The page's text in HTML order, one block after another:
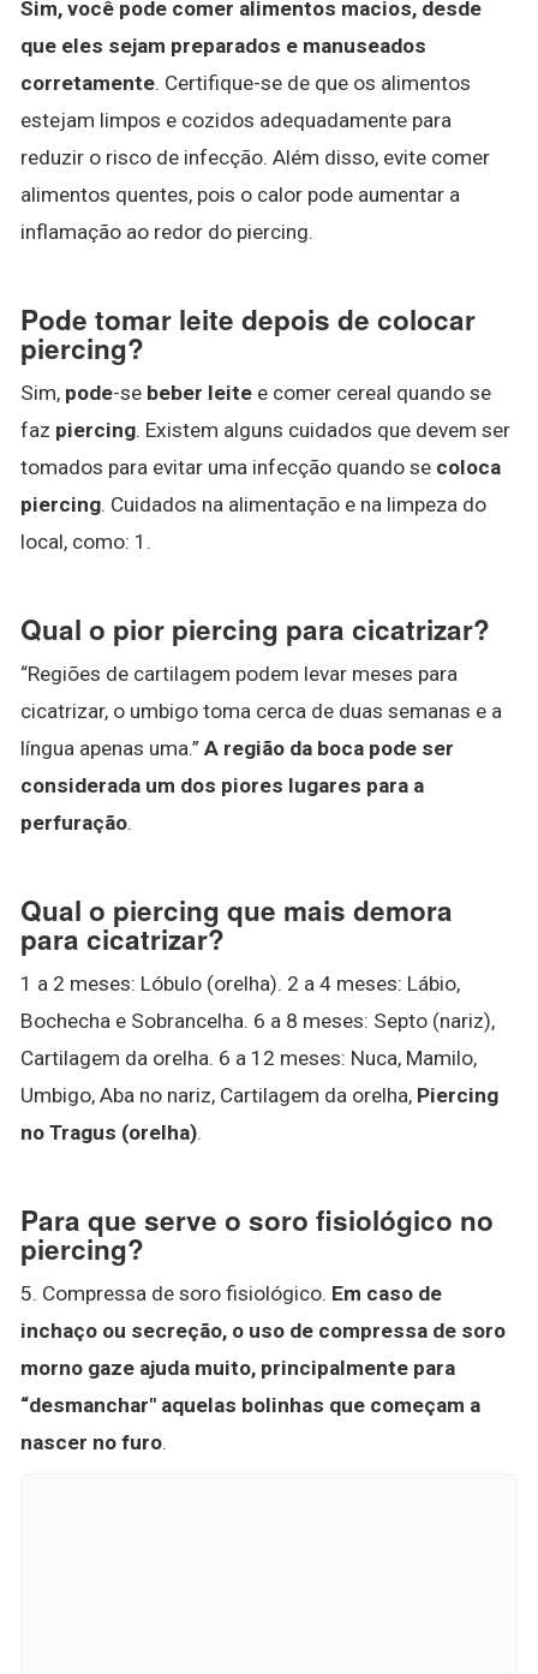
Sim, você pode comer alimentos macios, desde
que eles sejam preparados e manuseados
corretamente. Certifique-se de que os alimentos
estejam limpos e cozidos adequadamente para
reduzir o risco de infecção. Além disso, evite comer
alimentos quentes, pois o calor pode aumentar a
inflamação ao redor do piercing.
Pode tomar leite depois de colocar
piercing?
Sim, pode-se beber leite e comer cereal quando se
faz piercing. Existem alguns cuidados que devem ser
tomados para evitar uma infecção quando se coloca
piercing. Cuidados na alimentação e na limpeza do
local, como: 1.
Qual o pior piercing para cicatrizar?
“Regiões de cartilagem podem levar meses para
cicatrizar, o umbigo toma cerca de duas semanas e a
língua apenas uma.” A região da boca pode ser
considerada um dos piores lugares para a
perfuração.
Qual o piercing que mais demora
para cicatrizar?
1 a 2 meses: Lóbulo (orelha). 2 a 4 meses: Lábio,
Bochecha e Sobrancelha. 6 a 8 meses: Septo (nariz),
Cartilagem da orelha. 6 a 12 meses: Nuca, Mamilo,
Umbigo, Aba no nariz, Cartilagem da orelha, Piercing
no Tragus (orelha).
Para que serve o soro fisiológico no
piercing?
5. Compressa de soro fisiológico. Em caso de
inchaço ou secreção, o uso de compressa de soro
morno gaze ajuda muito, principalmente para
“desmanchar" aquelas bolinhas que começam a
nascer no furo.